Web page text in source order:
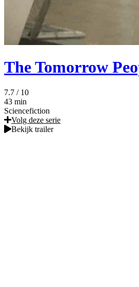
The Tomorrow
7.7 / 10
43 min
Sciencefiction
Volg deze serie
Bekijk trailer